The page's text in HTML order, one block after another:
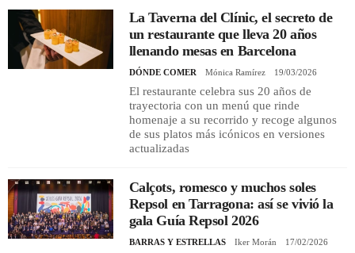
La Taverna del Clínic, el secreto de
un restaurante que lleva 20 años
llenando mesas en Barcelona
DÓNDE COMER Mónica Ramírez 19/03/2026
El restaurante celebra sus 20 años de
trayectoria con un menú que rinde
homenaje a su recorrido y recoge algunos
de sus platos más icónicos en versiones
actualizadas
Calçots, romesco y muchos soles
Repsol en Tarragona: así se vivió la
gala Guía Repsol 2026
BARRAS Y ESTRELLAS Iker Morán 17/02/2026